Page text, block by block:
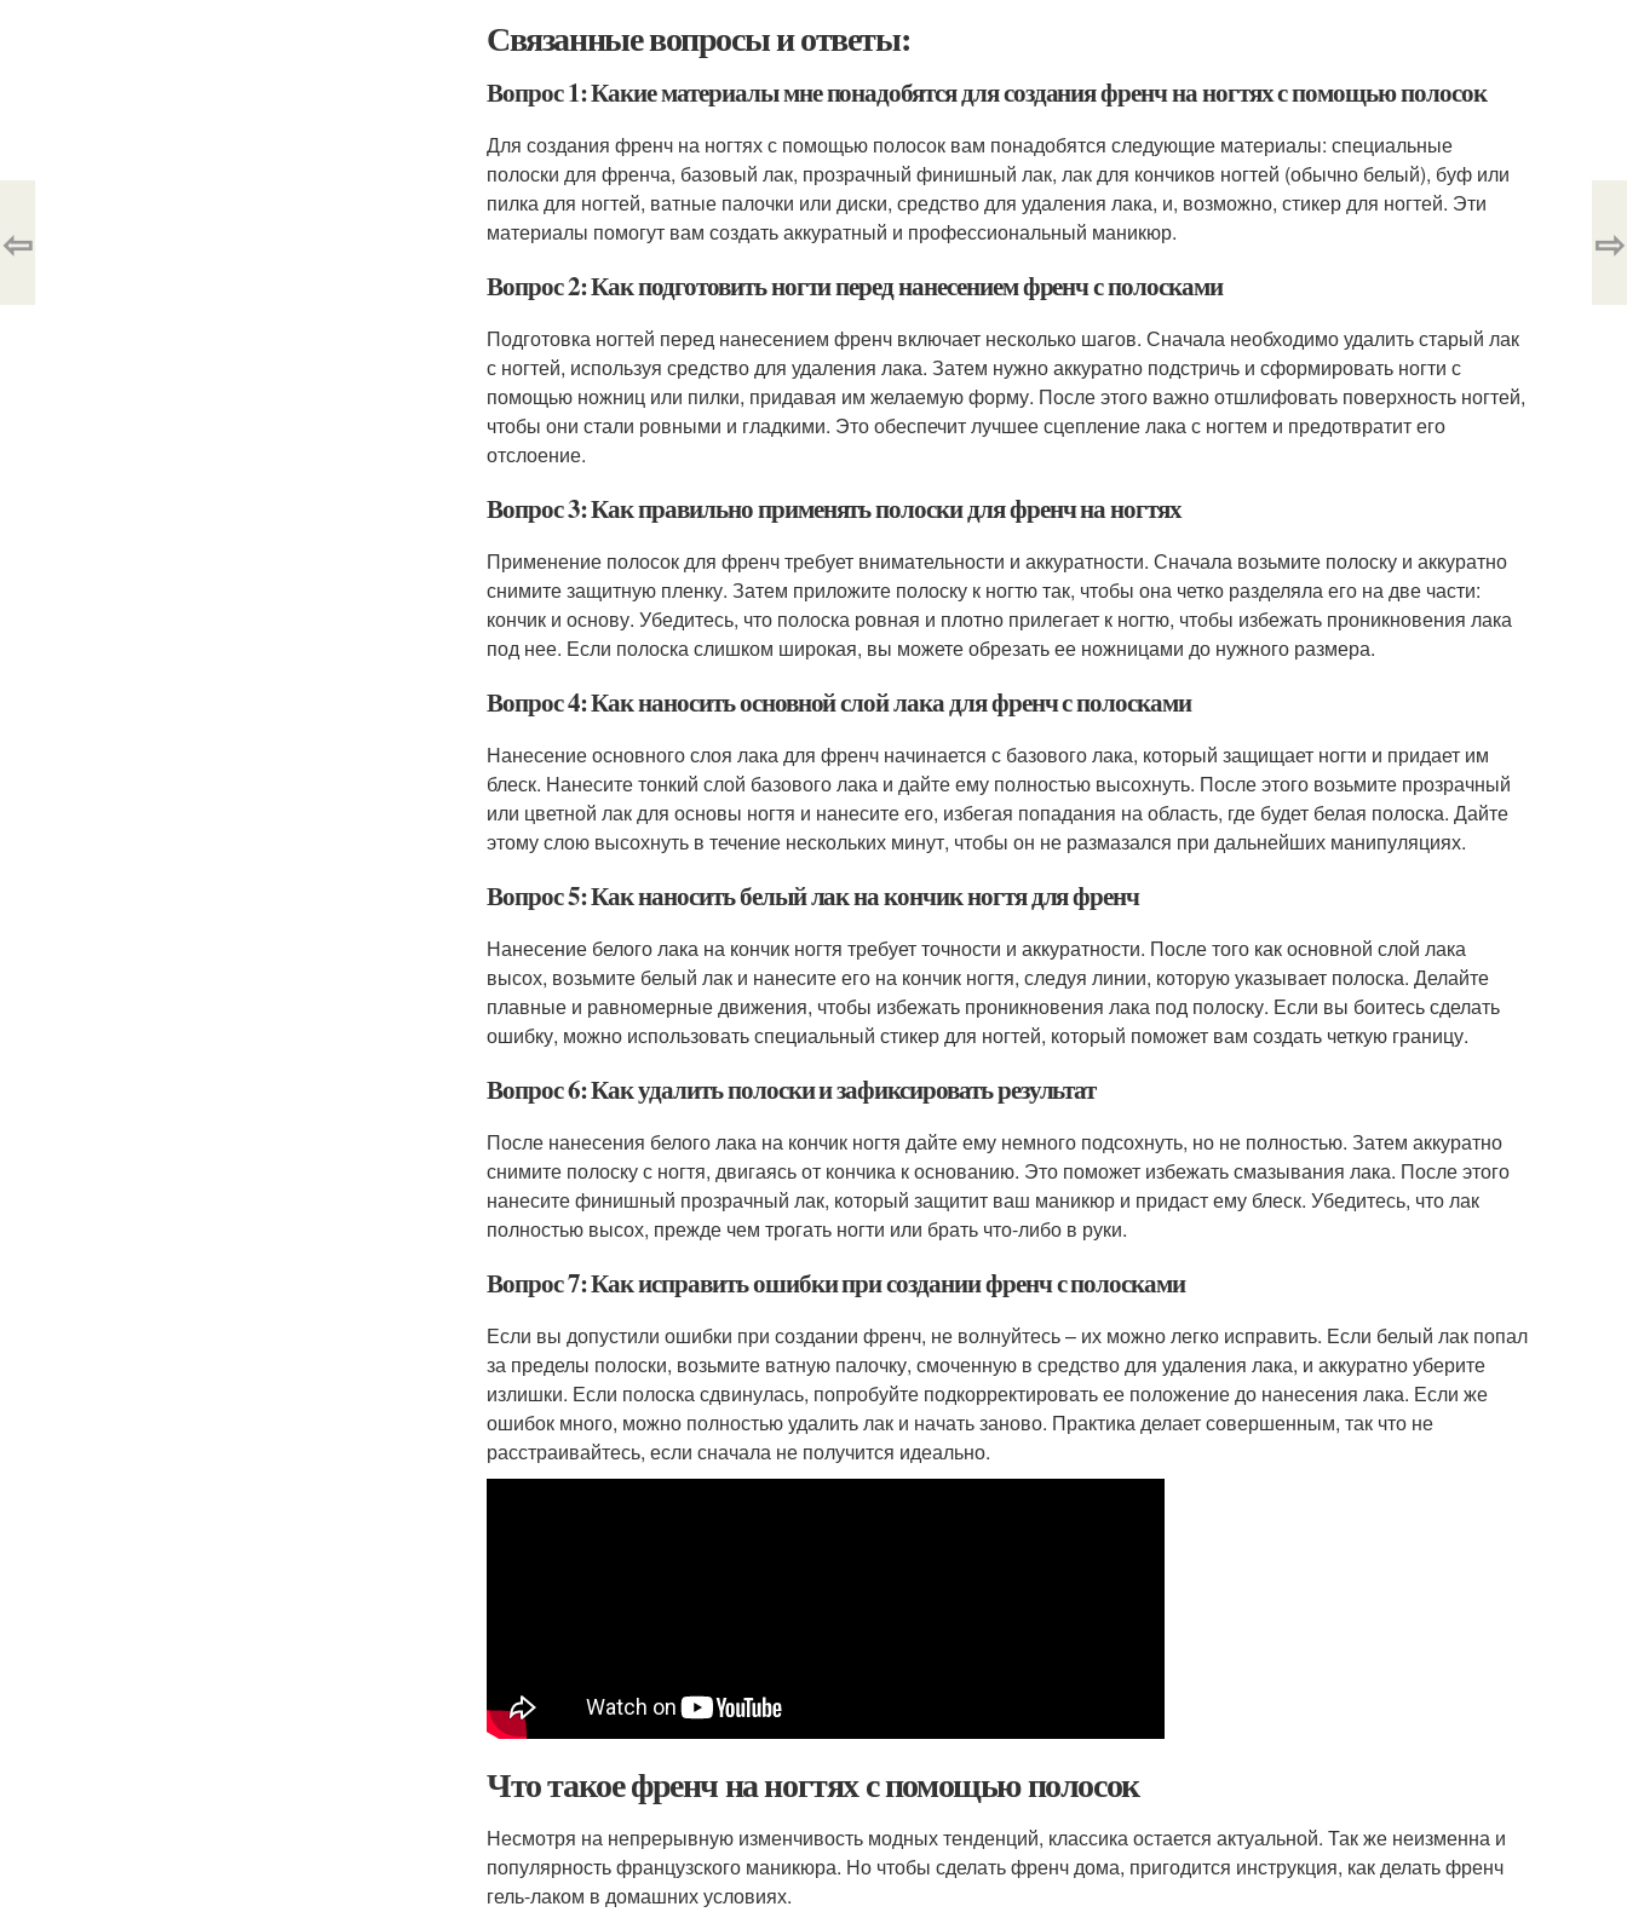
Связанные вопросы и ответы:
Вопрос 1: Какие материалы мне понадобятся для создания френч на ногтях с помощью полосок
Для создания френч на ногтях с помощью полосок вам понадобятся следующие материалы: специальные
полоски для френча, базовый лак, прозрачный финишный лак, лак для кончиков ногтей (обычно белый), буф или
пилка для ногтей, ватные палочки или диски, средство для удаления лака, и, возможно, стикер для ногтей. Эти
материалы помогут вам создать аккуратный и профессиональный маникюр.
Вопрос 2: Как подготовить ногти перед нанесением френч с полосками
Подготовка ногтей перед нанесением френч включает несколько шагов. Сначала необходимо удалить старый лак
с ногтей, используя средство для удаления лака. Затем нужно аккуратно подстричь и сформировать ногти с
помощью ножниц или пилки, придавая им желаемую форму. После этого важно отшлифовать поверхность ногтей,
чтобы они стали ровными и гладкими. Это обеспечит лучшее сцепление лака с ногтем и предотвратит его
отслоение.
Вопрос 3: Как правильно применять полоски для френч на ногтях
Применение полосок для френч требует внимательности и аккуратности. Сначала возьмите полоску и аккуратно
снимите защитную пленку. Затем приложите полоску к ногтю так, чтобы она четко разделяла его на две части:
кончик и основу. Убедитесь, что полоска ровная и плотно прилегает к ногтю, чтобы избежать проникновения лака
под нее. Если полоска слишком широкая, вы можете обрезать ее ножницами до нужного размера.
Вопрос 4: Как наносить основной слой лака для френч с полосками
Нанесение основного слоя лака для френч начинается с базового лака, который защищает ногти и придает им
блеск. Нанесите тонкий слой базового лака и дайте ему полностью высохнуть. После этого возьмите прозрачный
или цветной лак для основы ногтя и нанесите его, избегая попадания на область, где будет белая полоска. Дайте
этому слою высохнуть в течение нескольких минут, чтобы он не размазался при дальнейших манипуляциях.
Вопрос 5: Как наносить белый лак на кончик ногтя для френч
Нанесение белого лака на кончик ногтя требует точности и аккуратности. После того как основной слой лака
высох, возьмите белый лак и нанесите его на кончик ногтя, следуя линии, которую указывает полоска. Делайте
плавные и равномерные движения, чтобы избежать проникновения лака под полоску. Если вы боитесь сделать
ошибку, можно использовать специальный стикер для ногтей, который поможет вам создать четкую границу.
Вопрос 6: Как удалить полоски и зафиксировать результат
После нанесения белого лака на кончик ногтя дайте ему немного подсохнуть, но не полностью. Затем аккуратно
снимите полоску с ногтя, двигаясь от кончика к основанию. Это поможет избежать смазывания лака. После этого
нанесите финишный прозрачный лак, который защитит ваш маникюр и придаст ему блеск. Убедитесь, что лак
полностью высох, прежде чем трогать ногти или брать что-либо в руки.
Вопрос 7: Как исправить ошибки при создании френч с полосками
Если вы допустили ошибки при создании френч, не волнуйтесь – их можно легко исправить. Если белый лак попал
за пределы полоски, возьмите ватную палочку, смоченную в средство для удаления лака, и аккуратно уберите
излишки. Если полоска сдвинулась, попробуйте подкорректировать ее положение до нанесения лака. Если же
ошибок много, можно полностью удалить лак и начать заново. Практика делает совершенным, так что не
расстраивайтесь, если сначала не получится идеально.
Что такое френч на ногтях с помощью полосок
Несмотря на непрерывную изменчивость модных тенденций, классика остается актуальной. Так же неизменна и
популярность французского маникюра. Но чтобы сделать френч дома, пригодится инструкция, как делать френч
гель-лаком в домашних условиях.
⇦ ⇨